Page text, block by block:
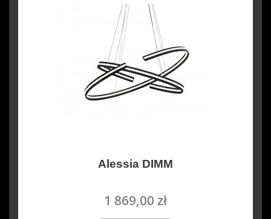
Alessia DIMM
1 869,00 zł